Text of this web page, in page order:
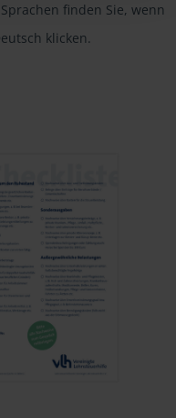
finden Sie, wenn
klicken.